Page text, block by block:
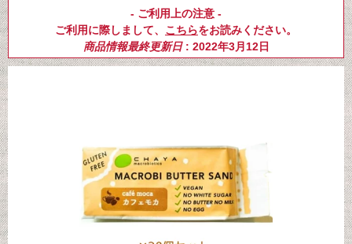
- ご利用上の注意 -
ご利用に際しまして、 こちらをお読みください。
商品情報最終更新日: 2022年3月12日